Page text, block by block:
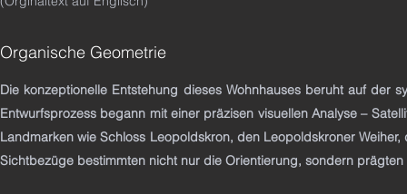
Organische Geometrie
Die konzeptionelle Entstehung dieses Wohnhauses beruht auf der
Entwurfsprozess begann mit einer präzisen visuellen Analyse –
Landmarken wie Schloss Leopoldskron, den Leopoldskroner
Sichtbezüge bestimmten nicht nur die Orientierung, sondern